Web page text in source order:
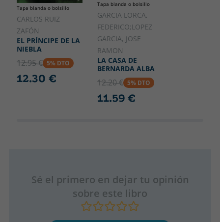
Tapa blanda o bolsillo
CARLOS RUIZ
ZAFÓN
EL PRÍNCIPE DE LA
NIEBLA
12.95 € 5% DTO
12.30 €
Tapa blanda o bolsillo
GARCIA LORCA,
FEDERICO;LOPEZ
GARCIA, JOSE
RAMON
LA CASA DE
BERNARDA ALBA
12.20 € 5% DTO
11.59 €
Sé el primero en dejar tu opinión
sobre este libro